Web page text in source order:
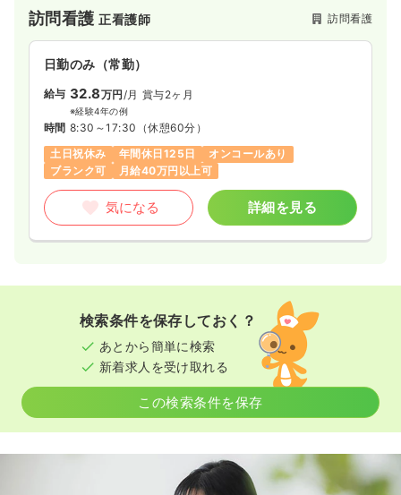
ICU系 一般病院
2交代（常勤）
給与 30.5 万円/月 賞与3.7ヶ月
時間 8:30～17:30
月給32万円以上可
気になる 詳細を見る
2交代（常勤）
30.5万円 /月 賞与3.7ヶ月
4週8休以上
ブランク可
第二新卒可
詳細を見る
訪問看護正看護師 訪問看護
日勤のみ（常勤）
給与 32.8万円/月 賞与2ヶ月
※経験4年の例
時間 8:30～17:30 （休憩60分）
土日祝休み
年間休日125日
オンコールあり
ブランク可
月給40万円以上可
気になる 詳細を見る
検索条件を保存しておく？
あとから簡単に検索
新着求人を受け取れる
この検索条件を保存